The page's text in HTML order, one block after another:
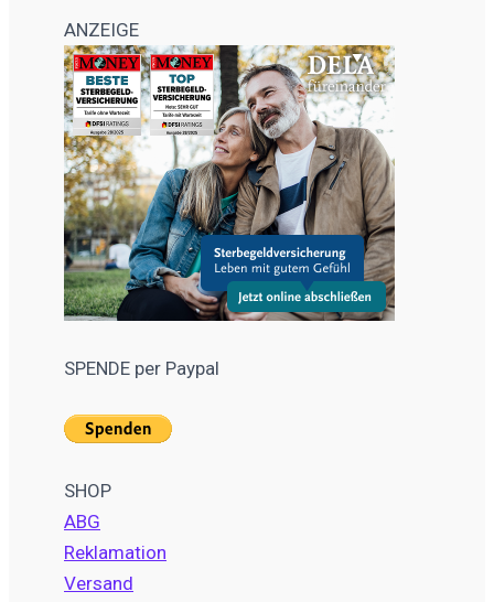
ANZEIGE
SPENDE per Paypal
SHOP
ABG
Reklamation
Versand